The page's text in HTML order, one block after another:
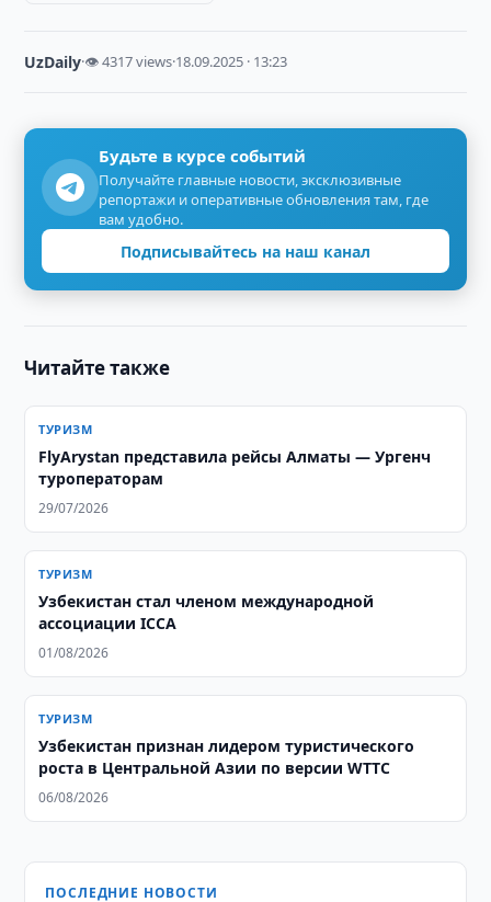
UzDaily·👁 4317 views·18.09.2025 · 13:23
Будьте в курсе событий
Получайте главные новости, эксклюзивные
репортажи и оперативные обновления там, где
вам удобно.
Подписывайтесь на наш канал
Читайте также
ТУРИЗМ
FlyArystan представила рейсы Алматы — Ургенч
туроператорам
29/07/2026
ТУРИЗМ
Узбекистан стал членом международной
ассоциации ICCA
01/08/2026
ТУРИЗМ
Узбекистан признан лидером туристического
роста в Центральной Азии по версии WTTC
06/08/2026
ПОСЛЕДНИЕ НОВОСТИ